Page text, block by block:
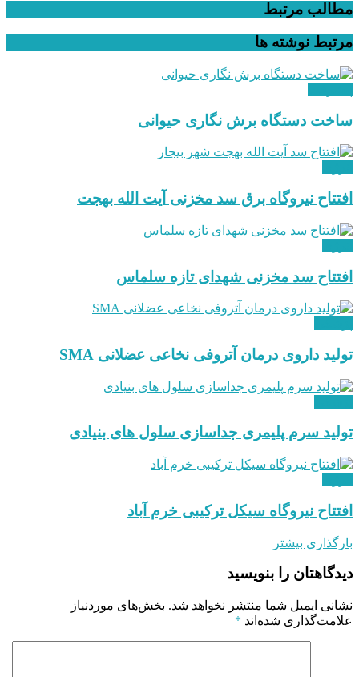
مطالب مرتبط
مرتبط نوشته ها
ساخت دستگاه برش نگاری حیوانی
افتتاح نیروگاه برق سد مخزنی آیت الله بهجت
افتتاح سد مخزنی شهدای تازه سلماس
تولید داروی درمان آتروفی نخاعی عضلانی SMA
تولید سرم پلیمری جداسازی سلول های بنیادی
افتتاح نیروگاه سیکل ترکیبی خرم آباد
بارگذاری بیشتر
دیدگاهتان را بنویسید
نشانی ایمیل شما منتشر نخواهد شد. بخش‌های موردنیاز
علامت‌گذاری شده‌اند *